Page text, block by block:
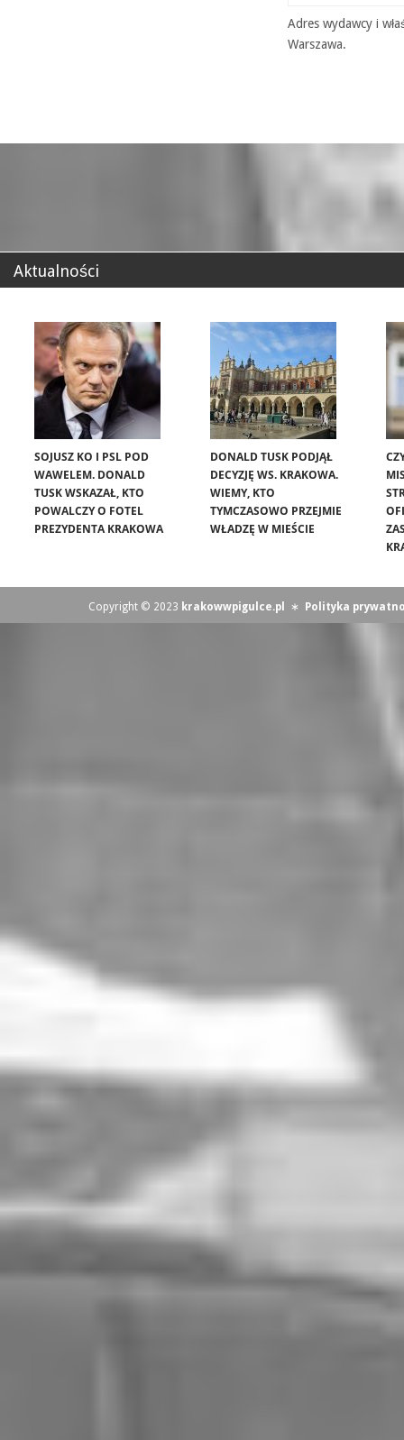
Adres wydawcy i
Warszawa.
Aktualności
SOJUSZ KO I PSL POD
WAWELEM. DONALD
TUSK WSKAZAŁ, KTO
POWALCZY O FOTEL
PREZYDENTA KRAKOWA
DONALD TUSK PODJĄŁ
DECYZJĘ WS. KRAKOWA.
WIEMY, KTO
TYMCZASOWO PRZEJMIE
WŁADZĘ W MIEŚCIE
Copyright © 2023 krakowwpigulce.pl ∗ Polityka